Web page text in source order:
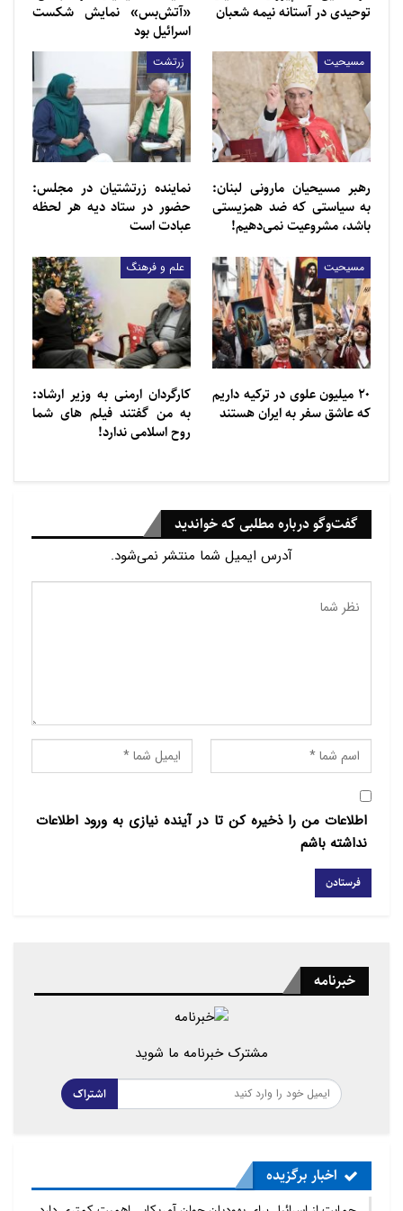
توحیدی در آستانه نیمه شعبان
«آتش‌بس» نمایش شکست
اسرائیل بود
مسیحیت
رهبر مسیحیان مارونی لبنان:
به سیاستی که ضد همزیستی
باشد، مشروعیت نمی‌دهیم!
زرتشت
نماینده زرتشتیان در مجلس:
حضور در ستاد دیه هر لحظه
عبادت است
مسیحیت
۲۰ میلیون علوی در ترکیه داریم
که عاشق سفر به ایران هستند
علم و فرهنگ
کارگردان ارمنی به وزیر ارشاد:
به من گفتند فیلم های شما
روح اسلامی ندارد!
گفت‌وگو درباره مطلبی که خواندید
آدرس ایمیل شما منتشر نمی‌شود.
اطلاعات من را ذخیره کن تا در آینده نیازی به ورود اطلاعات
نداشته باشم
خبرنامه
مشترک خبرنامه ما شوید
اشتراک
اخبار برگزیده